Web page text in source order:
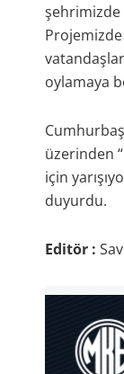
şehrimizde
oylamaya
üzerinden
için
duyurdu.
Editör :